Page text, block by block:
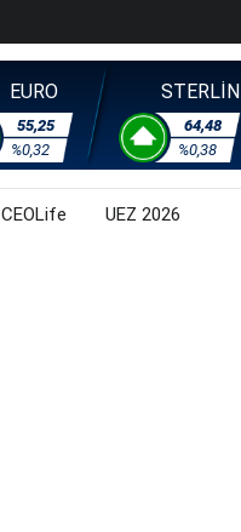
EURO
55,25
%0,32
STERLİN
64,48
%0,38
CEOLife UEZ 2026